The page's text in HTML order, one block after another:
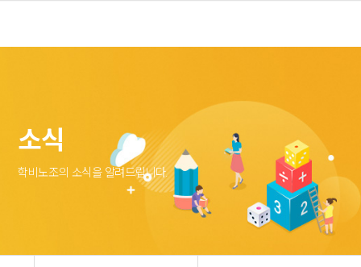
소식
학비노조의 소식을 알려드립니다.